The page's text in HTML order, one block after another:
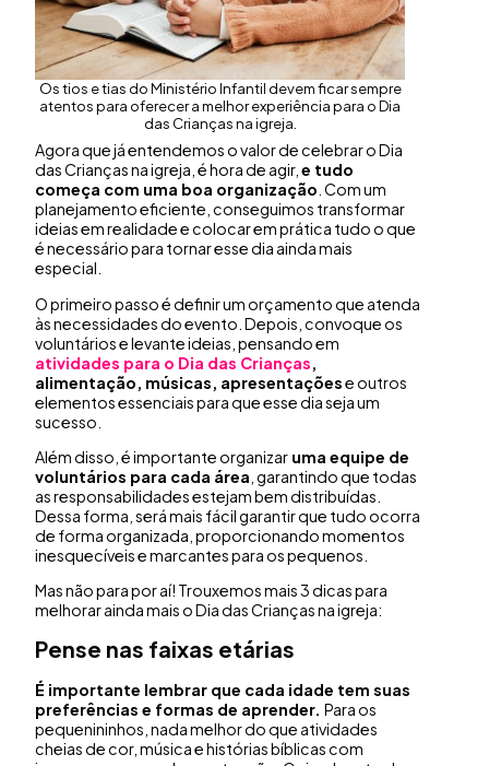
Os tios e tias do Ministério Infantil devem ficar sempre
atentos para oferecer a melhor experiência para o Dia
das Crianças na igreja.
Agora que já entendemos o valor de celebrar o Dia
das Crianças na igreja, é hora de agir, e tudo
começa com uma boa organização . Com um
planejamento eficiente, conseguimos transformar
ideias em realidade e colocar em prática tudo o que
é necessário para tornar esse dia ainda mais
especial.
O primeiro passo é definir um orçamento que atenda
às necessidades do evento. Depois, convoque os
voluntários e levante ideias, pensando em
atividades para o Dia das Crianças,
alimentação, músicas, apresentaçõese outros
elementos essenciais para que esse dia seja um
sucesso.
Além disso, é importante organizar uma equipe de
voluntários para cada área , garantindo que todas
as responsabilidades estejam bem distribuídas.
Dessa forma, será mais fácil garantir que tudo ocorra
de forma organizada, proporcionando momentos
inesquecíveis e marcantes para os pequenos.
Mas não para por aí! Trouxemos mais 3 dicas para
melhorar ainda mais o Dia das Crianças na igreja:
Pense nas faixas etárias
É importante lembrar que cada idade tem suas
preferências e formas de aprender. Para os
pequenininhos, nada melhor do que atividades
cheias de cor, música e histórias bíblicas com